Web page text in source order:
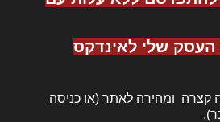
העסק שלי לאינדקס
קצרה ומהירה לאתר (או כניסה